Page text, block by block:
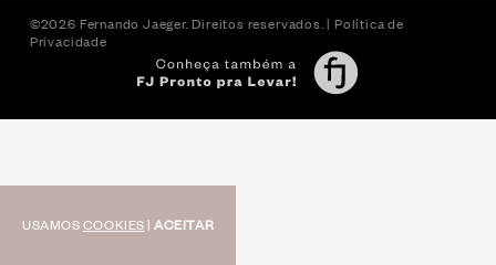
©2026 Fernando Jaeger. Direitos reservados. | Política de
Privacidade
USAMOSCOOKIES |ACEITAR